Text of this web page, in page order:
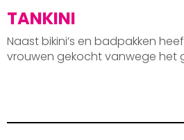
TANKINI
Naast bikini’s en badpakken
vrouwen gekocht vanwege het